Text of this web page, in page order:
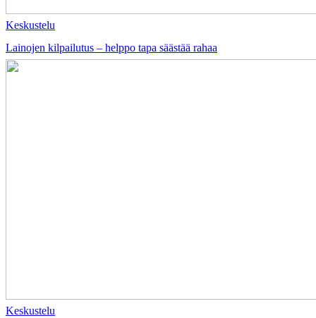
Keskustelu
Lainojen kilpailutus – helppo tapa säästää rahaa
Keskustelu